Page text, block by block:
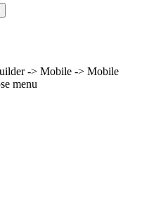
-> Mobile -> Mobile
menu